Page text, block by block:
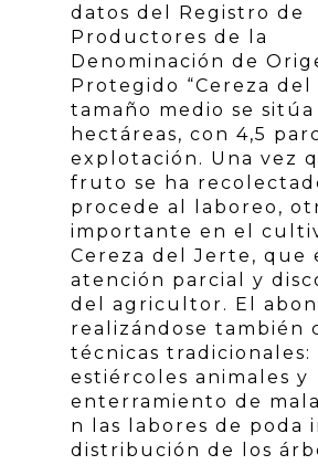
datos del Registro de
Productores de la
Denominación de
Protegido “Cereza del
tamaño medio se sitúa
hectáreas, con 4,5
explotación. Una vez
fruto se ha
procede al laboreo,
importante en el
Cereza del Jerte, que
atención parcial y
del agricultor. El
realizándose también
técnicas tradicionales:
estiércoles animales y
enterramiento de
n las labores de poda
distribución de los